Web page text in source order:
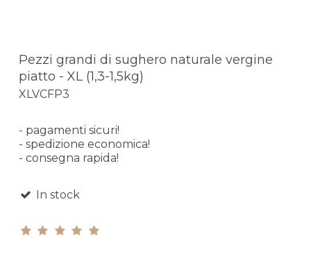
Pezzi grandi di sughero naturale vergine
piatto - XL (1,3-1,5kg)
XLVCFP3
- pagamenti sicuri!
- spedizione economica!
- consegna rapida!
In stock